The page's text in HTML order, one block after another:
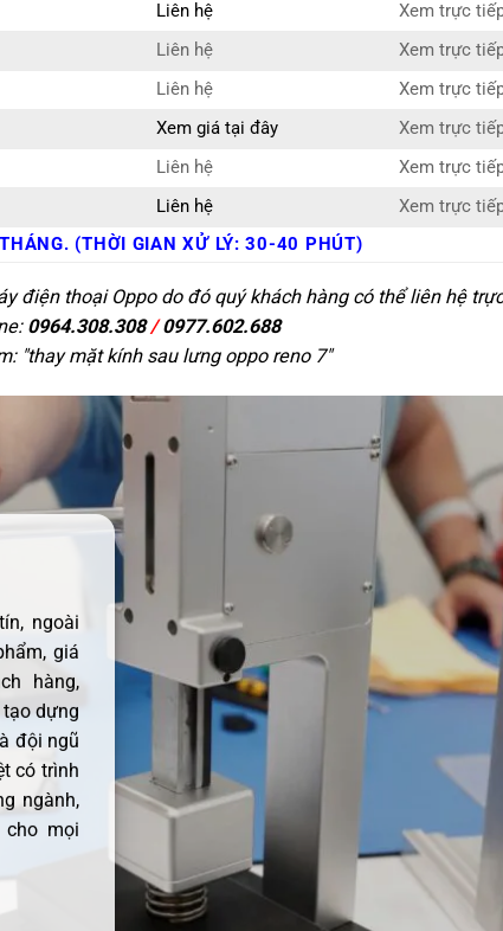
Liên hệ
Xem trực
Liên hệ
Xem trực
Liên hệ
Xem trực
Xem giá tại đây
Xem trực
Liên hệ
Xem trực
Liên hệ
Xem trực
(THỜI GIAN XỬ LÝ: 30-40 PHÚT)
điện thoại Oppo do đó quý khách hàng có thể liên hệ
0964.308.308/0977.602.688
"thay mặt kính sau lưng oppo reno 7"
ngoài
giá
hàng,
dựng
đội ngũ
có trình
ngành,
mọi